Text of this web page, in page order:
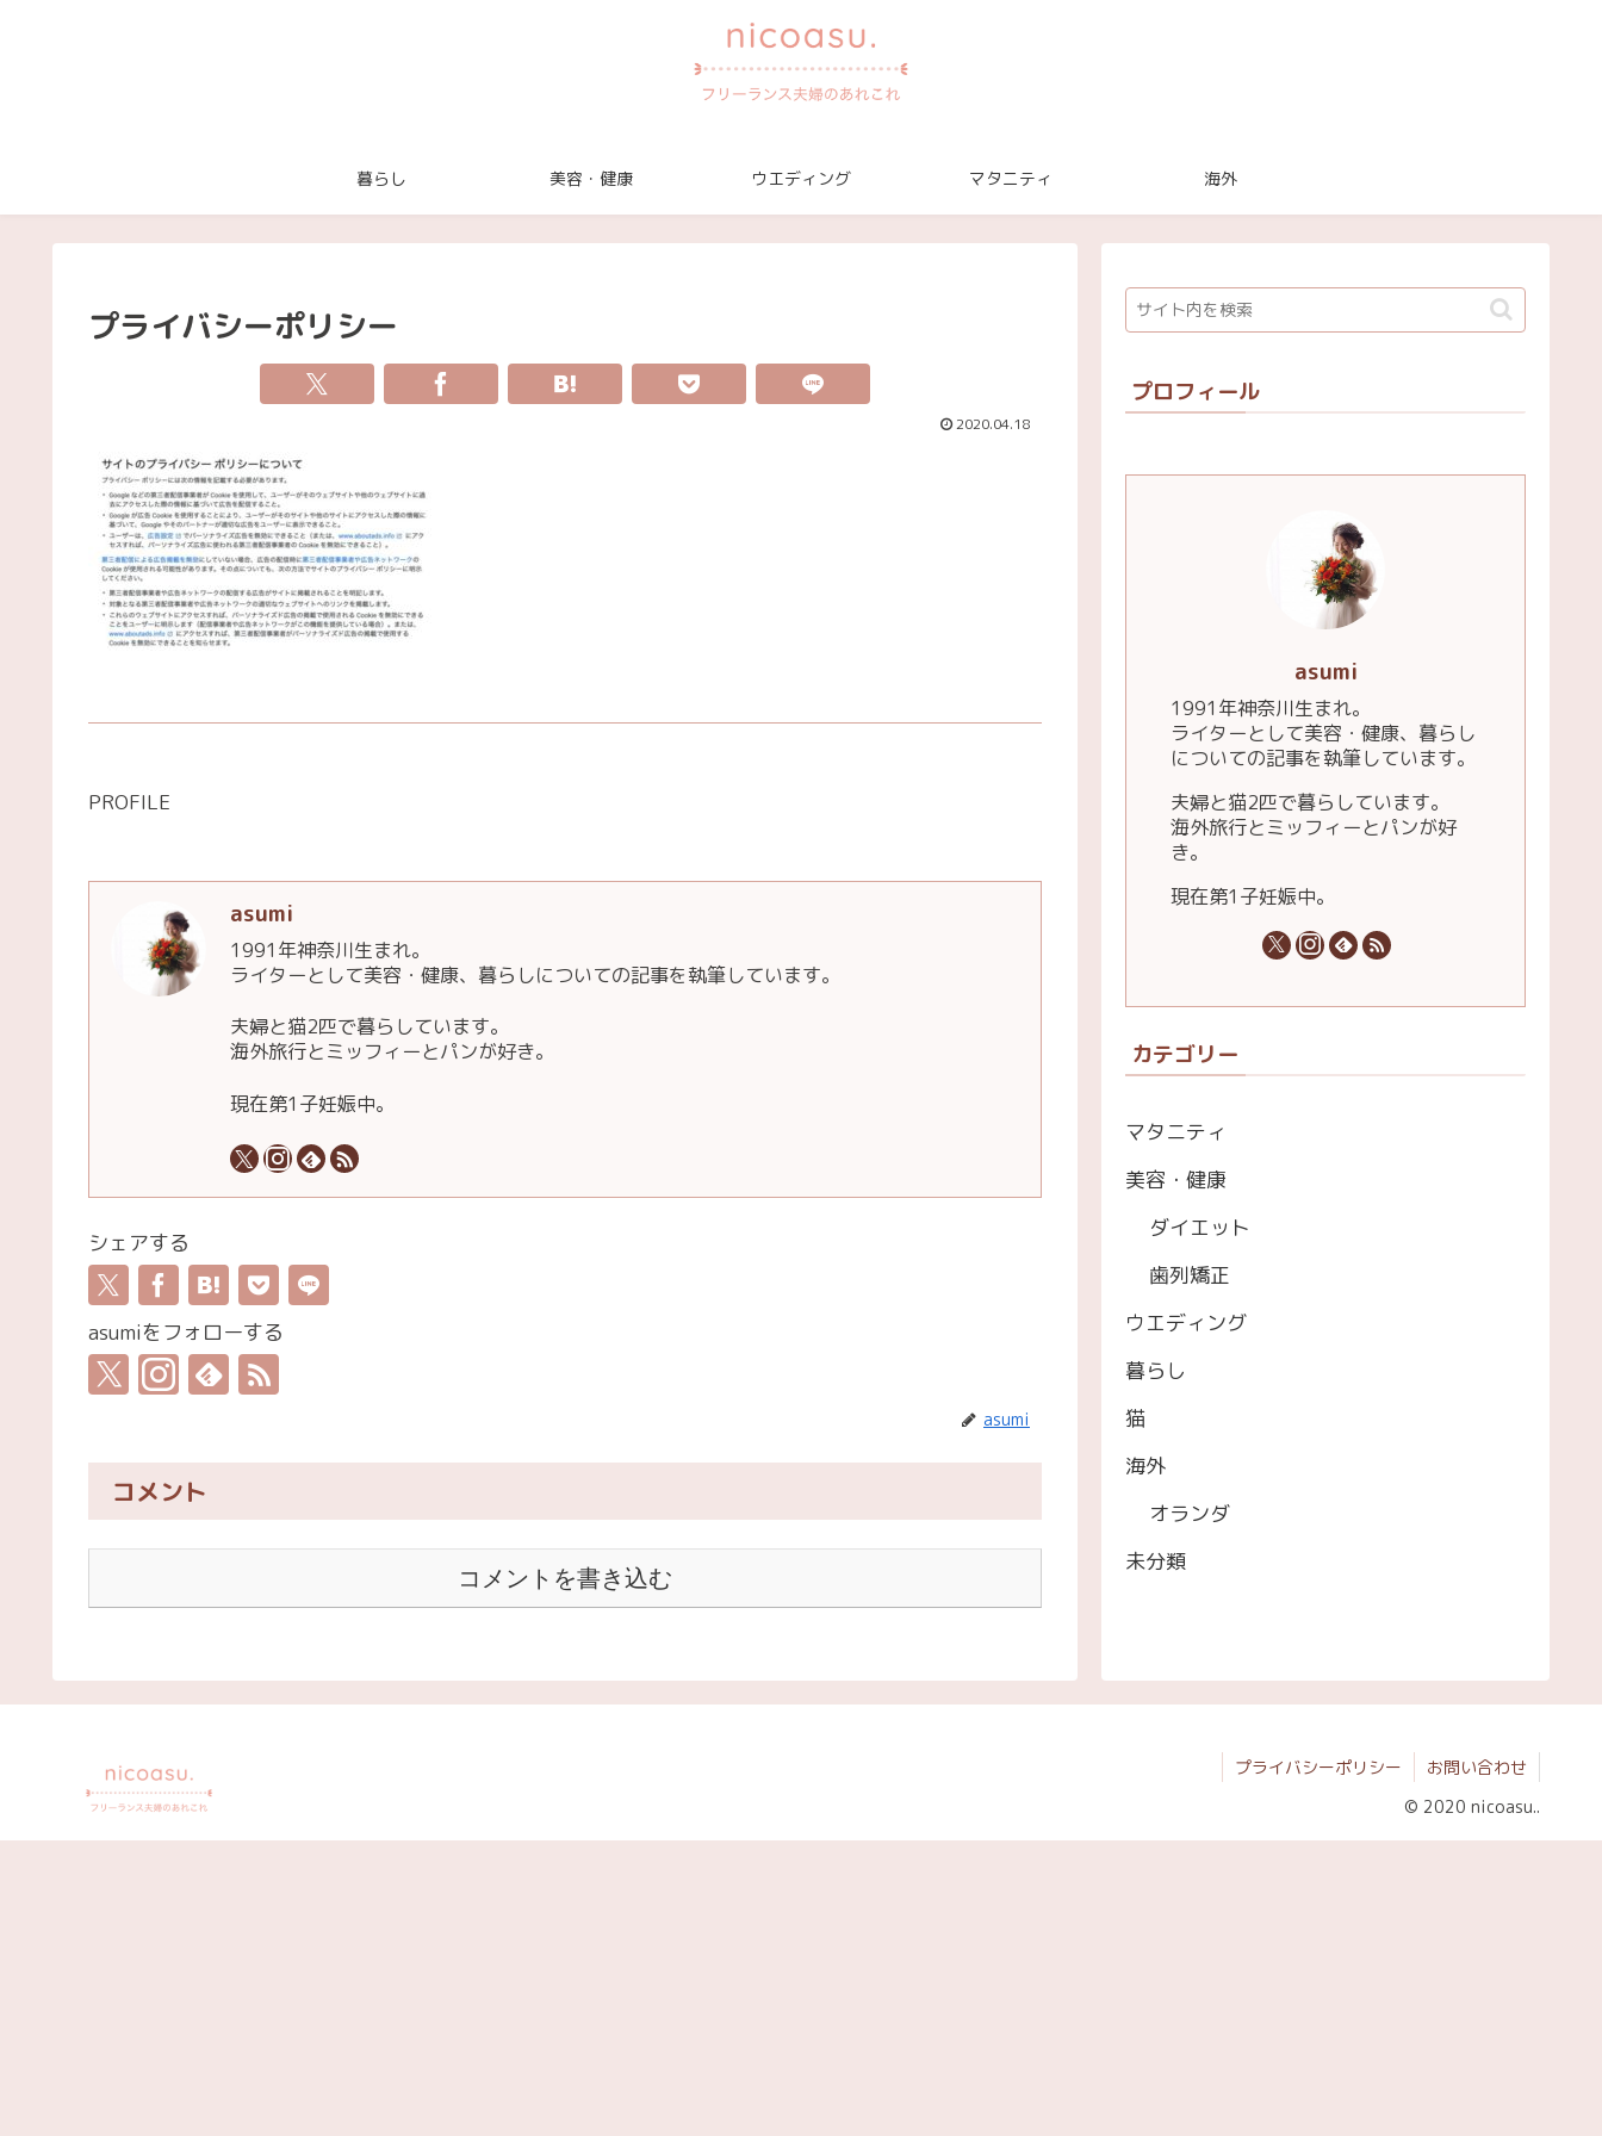
暮らし 美容・健康 ウエディング マタニティ 海外
プライバシーポリシー
2020.04.18
PROFILE
asumi
1991年神奈川生まれ。
ライターとして美容・健康、暮らしについての記事を執筆しています。
夫婦と猫2匹で暮らしています。
海外旅行とミッフィーとパンが好き。
現在第1子妊娠中。
シェアする
asumiをフォローする
asumi
コメント
コメントを書き込む
プロフィール
asumi
1991年神奈川生まれ。
ライターとして美容・健康、暮らし
についての記事を執筆しています。
夫婦と猫2匹で暮らしています。
海外旅行とミッフィーとパンが好
き。
現在第1子妊娠中。
カテゴリー
マタニティ
美容・健康
ダイエット
歯列矯正
ウエディング
暮らし
猫
海外
オランダ
未分類
プライバシーポリシー
お問い合わせ
© 2020 nicoasu..